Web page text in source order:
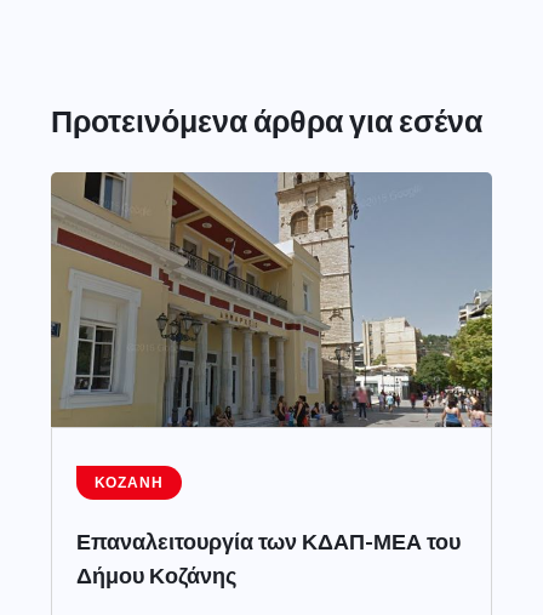
Προτεινόμενα άρθρα για εσένα
ΚΟΖΆΝΗ
Επαναλειτουργία των ΚΔΑΠ-ΜΕΑ του
Δήμου Κοζάνης